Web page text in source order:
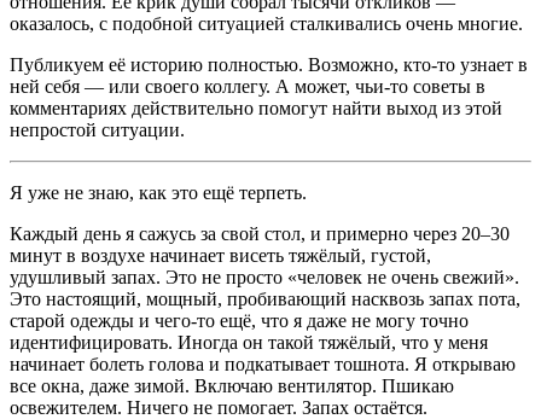
оказалось, с подобной ситуацией сталкивались очень многие.
Публикуем её историю полностью. Возможно, кто-то узнает в
ней себя — или своего коллегу. А может, чьи-то советы в
комментариях действительно помогут найти выход из этой
непростой ситуации.
Я уже не знаю, как это ещё терпеть.
Каждый день я сажусь за свой стол, и примерно через 20–30
минут в воздухе начинает висеть тяжёлый, густой,
удушливый запах. Это не просто «человек не очень свежий».
Это настоящий, мощный, пробивающий насквозь запах пота,
старой одежды и чего-то ещё, что я даже не могу точно
идентифицировать. Иногда он такой тяжёлый, что у меня
начинает болеть голова и подкатывает тошнота. Я открываю
все окна, даже зимой. Включаю вентилятор. Пшикаю
освежителем. Ничего не помогает. Запах остаётся.